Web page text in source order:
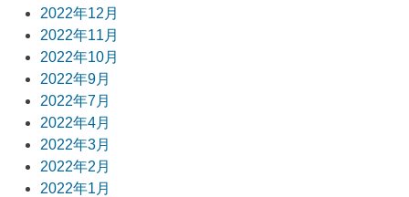
2022年12月
2022年11月
2022年10月
2022年9月
2022年7月
2022年4月
2022年3月
2022年2月
2022年1月